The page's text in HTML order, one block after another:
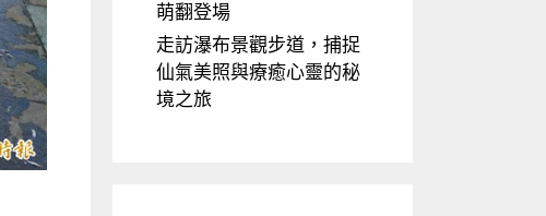
萌翻登場
走訪瀑布景觀步道，捕捉
仙氣美照與療癒心靈的秘
境之旅